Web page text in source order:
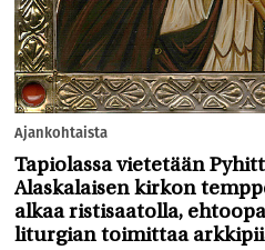
Ajankohtaista
Tapiolassa vietetään
Alaskalaisen kirkon
alkaa ristisaatolla,
liturgian toimittaa